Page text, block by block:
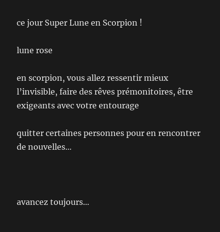
ce jour Super Lune en Scorpion !
lune rose
en scorpion, vous allez ressentir mieux
l’invisible, faire des rêves prémonitoires, être
exigeants avec votre entourage
quitter certaines personnes pour en rencontrer
de nouvelles…
avancez toujours…